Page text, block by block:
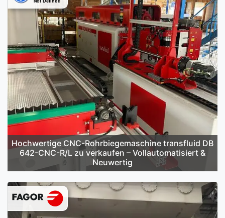
Hochwertige CNC-Rohrbiegemaschine transfluid DB
642-CNC-R/L zu verkaufen – Vollautomatisiert &
Neuwertig